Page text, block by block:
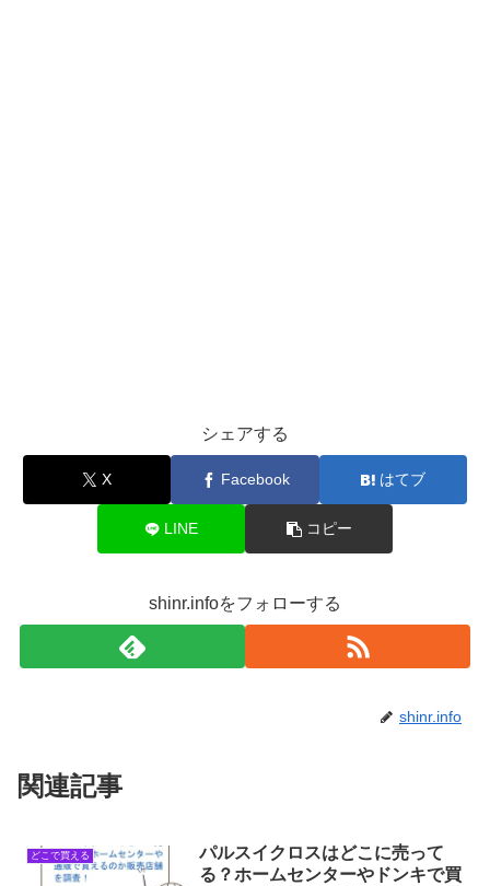
シェアする
X Facebook はてブ
LINE コピー
shinr.infoをフォローする
shinr.info
関連記事
どこで買える
パルスイクロスはどこに売って
る？ホームセンターやドンキで買